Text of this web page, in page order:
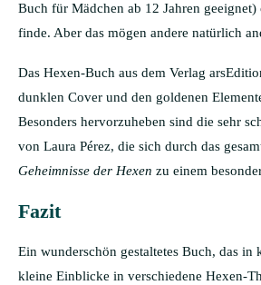
Buch für Mädchen ab 12 Jahren geeignet)
finde. Aber das mögen andere natürlich
Das Hexen-Buch aus dem Verlag
dunklen Cover und den goldenen
Besonders hervorzuheben sind die sehr
von Laura Pérez, die sich durch das
Geheimnisse der Hexen zu einem
Fazit
Ein wunderschön gestaltetes Buch, das in
kleine Einblicke in verschiedene Hexen-